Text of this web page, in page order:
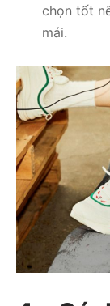
chọn tốt
mái.